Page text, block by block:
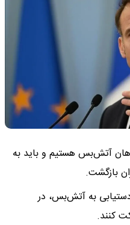
آتش‌بس هستیم و باید به
بازگشت.
به آتش‌بس، در
کنند.